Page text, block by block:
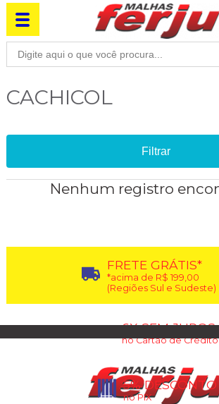
CACHICOL
Filtrar
Nenhum registro
FRETE GRÁTIS*
*acima de R$ 199,00
(Regiões Sul e Sudeste)
6X SEM JUROS
no Cartão de Crédito
5% DESCONTO
no PIX